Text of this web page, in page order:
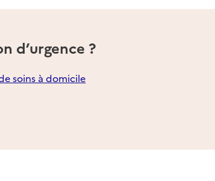
d’urgence ?
soins à domicile